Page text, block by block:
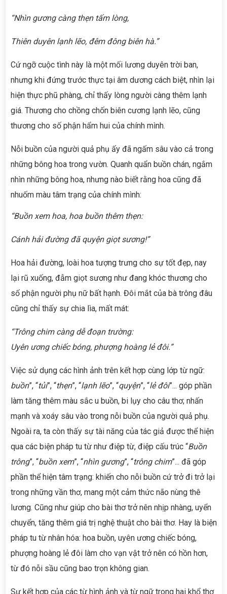
“Nhìn gương càng thẹn tấm lòng,
Thiên duyên lạnh lẽo, đêm đông biên hà.”
Cứ ngỡ cuộc tình này là một mối lương duyên trời ban,
nhưng khi đứng trước thực tại âm dương cách biệt, nhìn lại
hiện thực phũ phàng, chỉ thấy lòng người càng thêm lạnh
giá. Thương cho chồng chốn biên cương lạnh lẽo, cũng
thương cho số phận hẩm hui của chính mình.
Nỗi buồn của người quả phụ ấy đã ngấm sâu vào cả trong
những bông hoa trong vườn. Quanh quẩn buồn chán, ngắm
nhìn những bông hoa, nhưng nào biết rằng hoa cũng đã
nhuốm màu tâm trạng của chính mình:
“Buồn xem hoa, hoa buồn thêm thẹn:
Cánh hải đường đã quyện giọt sương!”
Hoa hải đường, loài hoa tượng trưng cho sự tốt đẹp, nay
lại rũ xuống, đẫm giọt sương như đang khóc thương cho
số phận người phụ nữ bất hạnh. Đôi mắt của bà trông đâu
cũng chỉ thấy sự chia lìa, mất mát:
“Trông chim càng dễ đoạn trường:
Uyên ương chiếc bóng, phượng hoàng lẻ đôi.”
Việc sử dụng các hình ảnh trên kết hợp cùng lớp từ ngữ:
buồn”, “tủi”, “thẹn”, “lạnh lẽo”, “quyện”, “lẻ đôi”... góp phần
làm tăng thêm màu sắc u buồn, bi lụy cho câu thơ; nhấn
mạnh và xoáy sâu vào trong nỗi buồn của người quả phụ.
Ngoài ra, ta còn thấy sự tài năng của tác giả được thể hiện
qua các biện pháp tu từ như điệp từ, điệp cấu trúc “Buồn
trông”, “buồn xem”, “nhìn gương”, “trông chim”... đã góp
phần thể hiện tâm trạng: khiến cho nỗi buồn cứ trở đi trở lại
trong những vần thơ, mang một cảm thức não nùng thê
lương. Cũng như giúp cho bài thơ trở nên nhịp nhàng, uyển
chuyển, tăng thêm giá trị nghệ thuật cho bài thơ. Hay là biện
pháp tu từ nhân hóa: hoa buồn, uyên ương chiếc bóng,
phượng hoàng lẻ đôi làm cho vạn vật trở nên có hồn hơn,
từ đó nỗi sầu cũng bao trọn không gian.
Sự kết hợp của các từ hình ảnh và từ ngữ trong hai khổ thơ